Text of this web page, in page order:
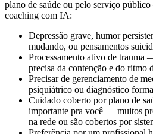
plano de saúde ou pelo serviço
coaching com IA:
Depressão grave, humor
mudando, ou pensamentos
Processamento ativo de
precisa da contenção e do ritmo
Precisar de gerenciamento de
psiquiátrico ou diagnóstico
Cuidado coberto por plano de
importante pra você — muitos
na rede ou são cobertos por